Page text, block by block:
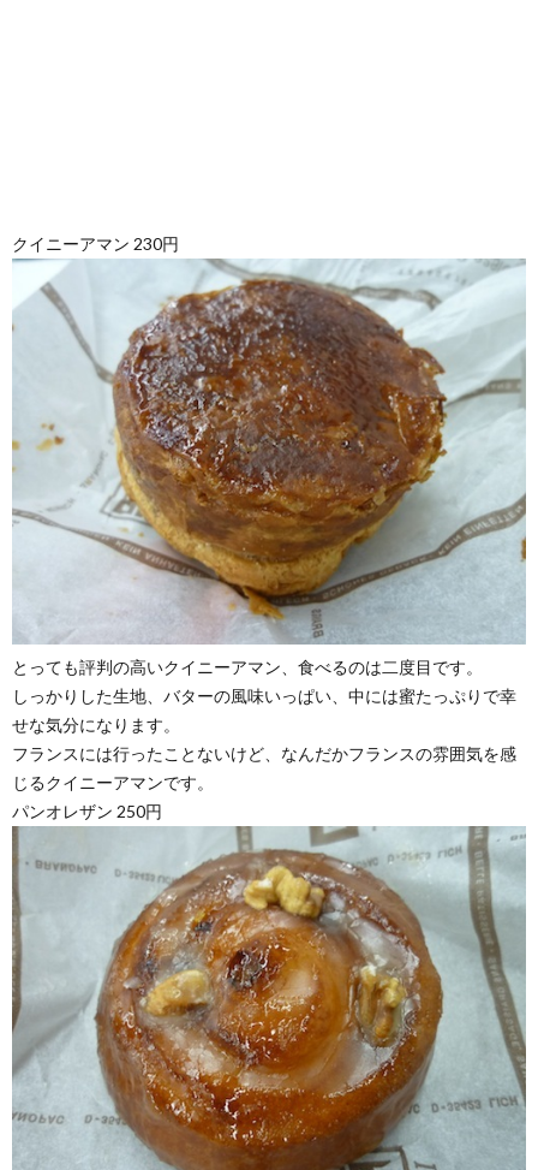
クイニーアマン 230円
とっても評判の高いクイニーアマン、食べるのは二度目です。
しっかりした生地、バターの風味いっぱい、中には蜜たっぷりで幸
せな気分になります。
フランスには行ったことないけど、なんだかフランスの雰囲気を感
じるクイニーアマンです。
パンオレザン 250円